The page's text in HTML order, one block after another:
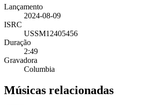
Lançamento
2024-08-09
ISRC
USSM12405456
Duração
2:49
Gravadora
Columbia
Músicas relacionadas